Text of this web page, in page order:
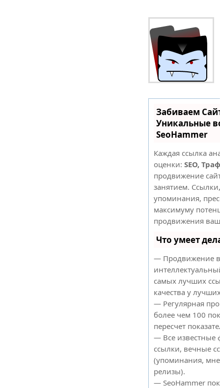
Забиваем
Уникальные
SeoHammer
Каждая ссылка
оценки: SEO,
продвижение
занятием.
упоминания,
максимуму
продвижения
Что умеет
— Продвижение
самых лучших
качества у
— Регулярная
более чем 100
пересчет
— Все известные
ссылки, вечные
(упоминания,
релизы).
— SeoHammer